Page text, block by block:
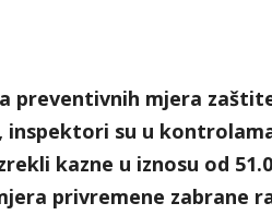
preventivnih mjera
inspektori su u
kazne u iznosu od
privremene zabrane